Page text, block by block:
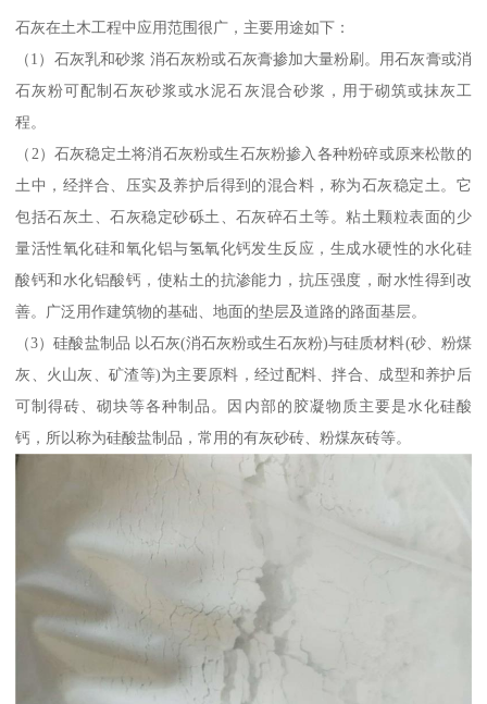
石灰在土木工程中应用范围很广，主要用途如下：
（1）石灰乳和砂浆 消石灰粉或石灰膏掺加大量粉刷。用石灰膏或消
石灰粉可配制石灰砂浆或水泥石灰混合砂浆，用于砌筑或抹灰工
程。
（2）石灰稳定土将消石灰粉或生石灰粉掺入各种粉碎或原来松散的
土中，经拌合、压实及养护后得到的混合料，称为石灰稳定土。它
包括石灰土、石灰稳定砂砾土、石灰碎石土等。粘土颗粒表面的少
量活性氧化硅和氧化铝与氢氧化钙发生反应，生成水硬性的水化硅
酸钙和水化铝酸钙，使粘土的抗渗能力，抗压强度，耐水性得到改
善。广泛用作建筑物的基础、地面的垫层及道路的路面基层。
（3）硅酸盐制品 以石灰(消石灰粉或生石灰粉)与硅质材料(砂、粉煤
灰、火山灰、矿渣等)为主要原料，经过配料、拌合、成型和养护后
可制得砖、砌块等各种制品。因内部的胶凝物质主要是水化硅酸
钙，所以称为硅酸盐制品，常用的有灰砂砖、粉煤灰砖等。